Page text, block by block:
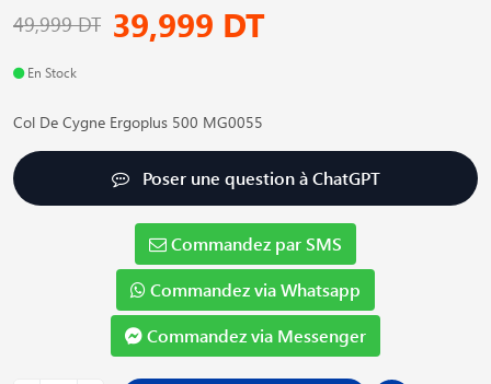
49,999 DT 39,999 DT
En Stock
Col De Cygne Ergoplus 500 MG0055
Poser une question à ChatGPT
Commandez par SMS
Commandez via Whatsapp
Commandez via Messenger